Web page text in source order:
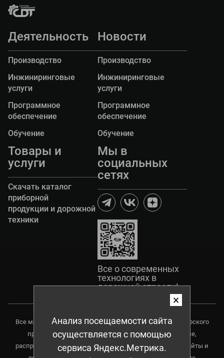
×
Анализ посещаемости сайта
осуществляется с помощью
сервиса Яндекс.Метрика.
специализированное мобильное приложение,
созданное для водителей передвижных
«Трасса-2».
Деятельность
Производство
Инжиниринговые
услуги
Программное
обеспечение
Обучение
Новости
Производство
Инжиниринговые
услуги
Программное
обеспечение
Обучение
Товары и
услуги
Скачать каталог
приборной
продукции и дорожной
техники
Мы в
социальных
сетях
Все о современных
технологиях в
дорожной отрасли!
Все материалы данного сайта являются объектами авторского
права, в том числе дизайн. Запрещается копирование,
распространение (в том числе копирования на другие сайты и